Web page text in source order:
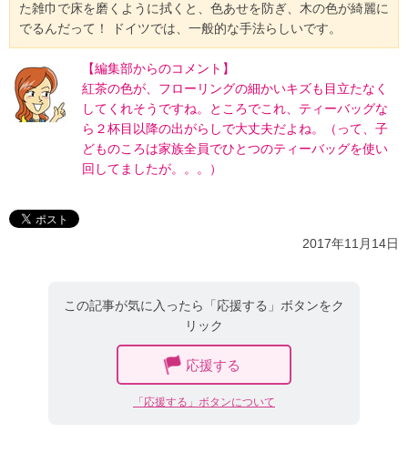
た雑巾で床を磨くように拭くと、色あせを防ぎ、木の色が綺麗に
でるんだって！ ドイツでは、一般的な手法らしいです。
【編集部からのコメント】
紅茶の色が、フローリングの細かいキズも目立たなく
してくれそうですね。ところでこれ、ティーバッグな
ら２杯目以降の出がらしで大丈夫だよね。（って、子
どものころは家族全員でひとつのティーバッグを使い
回してましたが。。。）
2017年11月14日
この記事が気に入ったら「応援する」ボタンをク
リック
応援する
「応援する」ボタンについて